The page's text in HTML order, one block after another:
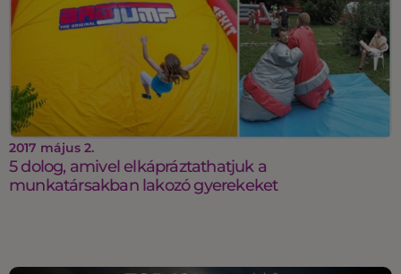
2017 május 2.
5 dolog, amivel elkápráztathatjuk a
munkatársakban lakozó gyerekeket